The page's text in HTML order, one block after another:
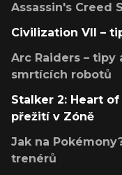
Assassin's Creed
Civilization VII –
Arc Raiders – tipy
smrtících robotů
Stalker 2: Heart
přežití v Zóně
Jak na
trenérů